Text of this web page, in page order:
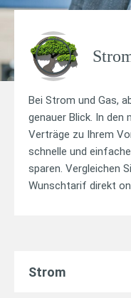
Bei Strom und Gas,
genauer Blick. In den
Verträge zu Ihrem
schnelle und
sparen. Vergleichen
Wunschtarif direkt
Strom